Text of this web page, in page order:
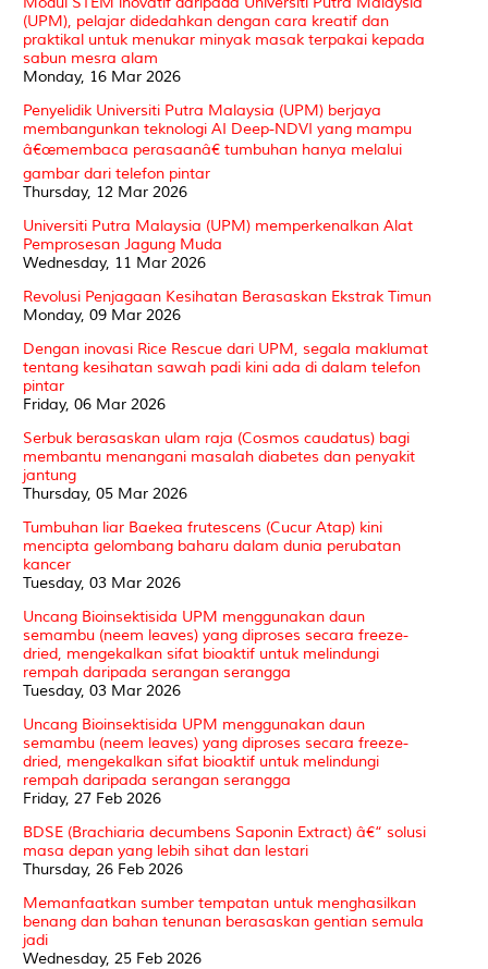
(UPM), pelajar didedahkan dengan cara kreatif dan
praktikal untuk menukar minyak masak terpakai kepada
sabun mesra alam
Monday, 16 Mar 2026
Penyelidik Universiti Putra Malaysia (UPM) berjaya
membangunkan teknologi AI Deep-NDVI yang mampu
â€œmembaca perasaanâ€ tumbuhan hanya melalui
gambar dari telefon pintar
Thursday, 12 Mar 2026
Universiti Putra Malaysia (UPM) memperkenalkan Alat
Pemprosesan Jagung Muda
Wednesday, 11 Mar 2026
Revolusi Penjagaan Kesihatan Berasaskan Ekstrak Timun
Monday, 09 Mar 2026
Dengan inovasi Rice Rescue dari UPM, segala maklumat
tentang kesihatan sawah padi kini ada di dalam telefon
pintar
Friday, 06 Mar 2026
Serbuk berasaskan ulam raja (Cosmos caudatus) bagi
membantu menangani masalah diabetes dan penyakit
jantung
Thursday, 05 Mar 2026
Tumbuhan liar Baekea frutescens (Cucur Atap) kini
mencipta gelombang baharu dalam dunia perubatan
kancer
Tuesday, 03 Mar 2026
Uncang Bioinsektisida UPM menggunakan daun
semambu (neem leaves) yang diproses secara freeze-
dried, mengekalkan sifat bioaktif untuk melindungi
rempah daripada serangan serangga
Tuesday, 03 Mar 2026
Uncang Bioinsektisida UPM menggunakan daun
semambu (neem leaves) yang diproses secara freeze-
dried, mengekalkan sifat bioaktif untuk melindungi
rempah daripada serangan serangga
Friday, 27 Feb 2026
BDSE (Brachiaria decumbens Saponin Extract) â€“ solusi
masa depan yang lebih sihat dan lestari
Thursday, 26 Feb 2026
Memanfaatkan sumber tempatan untuk menghasilkan
benang dan bahan tenunan berasaskan gentian semula
jadi
Wednesday, 25 Feb 2026